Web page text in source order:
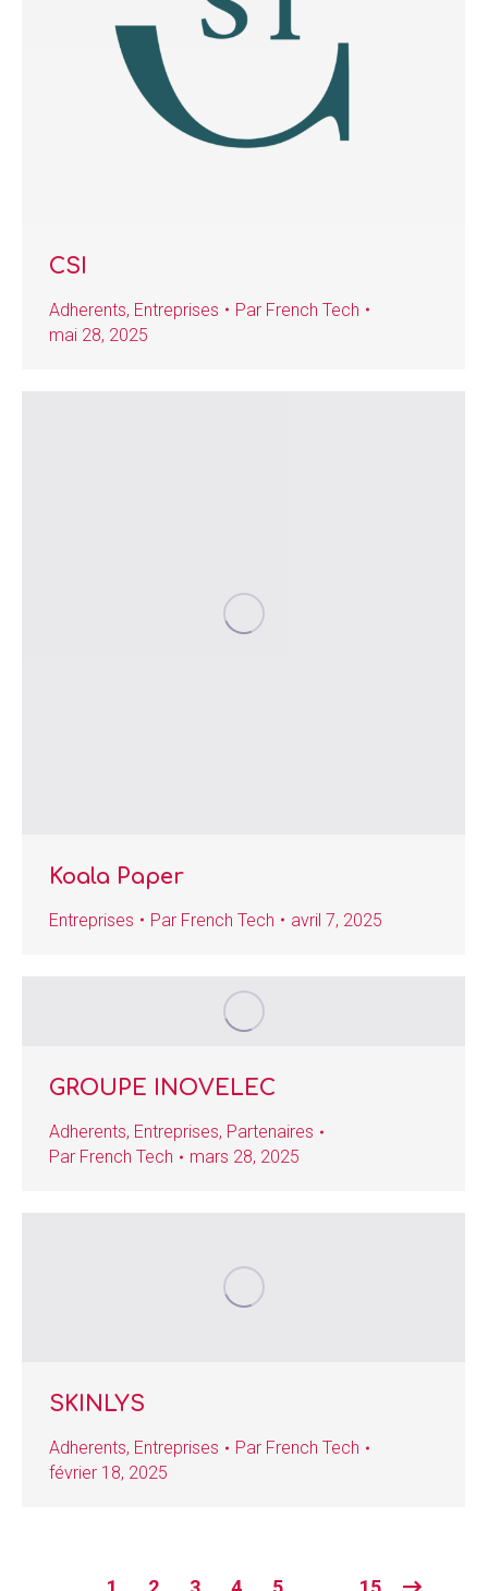
CSI
Adherents, Entreprises Par French Tech
mai 28, 2025
Koala Paper
Entreprises Par French Tech avril 7, 2025
GROUPE INOVELEC
Adherents, Entreprises, Partenaires
Par French Tech mars 28, 2025
SKINLYS
Adherents, Entreprises Par French Tech
février 18, 2025